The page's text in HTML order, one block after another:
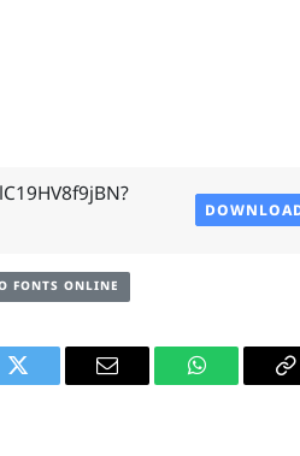
FONTS ONLINE
Twitter Email WhatsApp